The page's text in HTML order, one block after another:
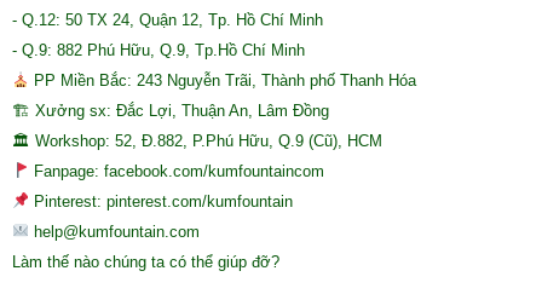
- Q.12: 50 TX 24, Quận 12, Tp. Hồ Chí Minh
- Q.9: 882 Phú Hữu, Q.9, Tp.Hồ Chí Minh
PP Miền Bắc: 243 Nguyễn Trãi, Thành phố Thanh Hóa
🏗 Xưởng sx: Đắc Lợi, Thuận An, Lâm Đồng
🏛 Workshop: 52, Đ.882, P.Phú Hữu, Q.9 (Cũ), HCM
Fanpage: facebook.com/kumfountaincom
Pinterest: pinterest.com/kumfountain
help@kumfountain.com
Làm thế nào chúng ta có thể giúp đỡ?